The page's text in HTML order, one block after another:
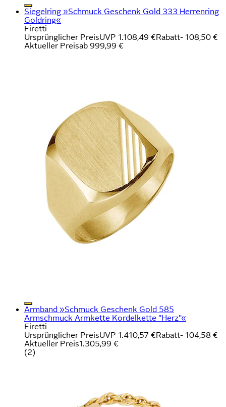
Siegelring »Schmuck Geschenk Gold 333 Herrenring
Goldring«
Firetti
Ursprünglicher PreisUVP 1.108,49 €Rabatt- 108,50 €
Aktueller Preisab 999,99 €
Armband »Schmuck Geschenk Gold 585
Armschmuck Armkette Kordelkette "Herz"«
Firetti
Ursprünglicher PreisUVP 1.410,57 €Rabatt- 104,58 €
Aktueller Preis1.305,99 €
(2)